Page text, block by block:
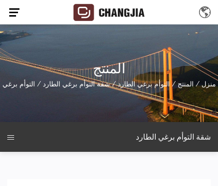
المنتج
منزل/ المنتج/ التوأم برغي الطارد/شقة التوأم برغي الطارد / التوأم برغي
شقة التوأم برغي الطارد